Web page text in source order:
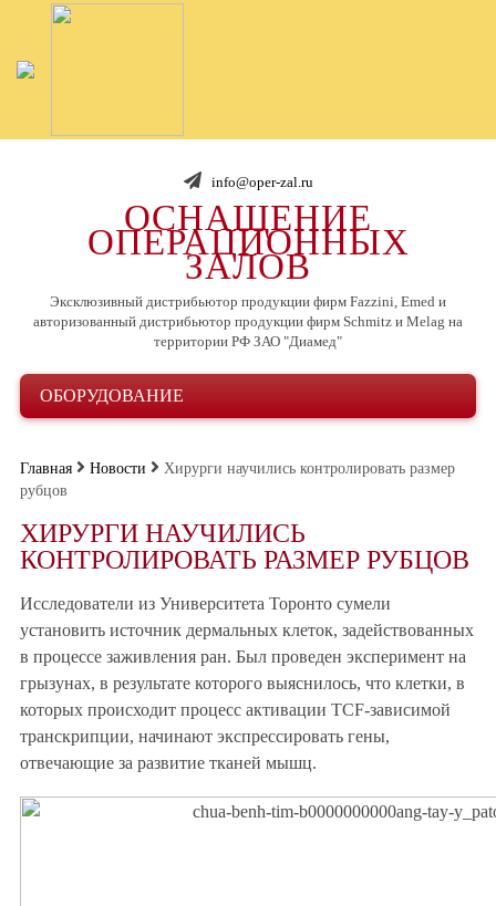
info@oper-zal.ru
ОСНАЩЕНИЕ
ОПЕРАЦИОННЫХ
ЗАЛОВ
Эксклюзивный дистрибьютор продукции фирм Fazzini, Emed и
авторизованный дистрибьютор продукции фирм Schmitz и Melag на
территории РФ ЗАО "Диамед"
ОБОРУДОВАНИЕ
Главная Новости
Хирурги научились контролировать размер
рубцов
ХИРУРГИ НАУЧИЛИСЬ
КОНТРОЛИРОВАТЬ РАЗМЕР РУБЦОВ
Исследователи из Университета Торонто сумели
установить источник дермальных клеток, задействованных
в процессе заживления ран. Был проведен эксперимент на
грызунах, в результате которого выяснилось, что клетки, в
которых происходит процесс активации TCF-зависимой
транскрипции, начинают экспрессировать гены,
отвечающие за развитие тканей мышц.